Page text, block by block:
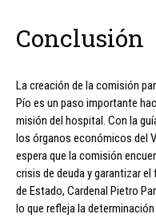
Conclusión
La creación de la comisión
Pío es un paso importante
misión del hospital. Con la
los órganos económicos del
espera que la comisión
crisis de deuda y garantizar
de Estado, Cardenal Pietro
lo que refleja la